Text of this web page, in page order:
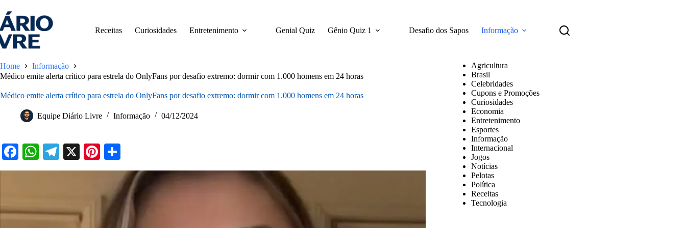
para
o
conteúdo
Receitas Curiosidades Entretenimento Genial Quiz Gênio Quiz 1 Desafio dos Sapos Informação
Home
Informação
Médico emite alerta crítico para estrela do OnlyFans por desafio extremo: dormir com 1.000 homens em 24 horas
Médico emite alerta crítico para estrela do OnlyFans por desafio extremo: dormir com 1.000 homens em 24 horas
Equipe Diário Livre Informação 04/12/2024
Fa
ce
W
ha
pp
Te
le
m
X
Pi
nt
es
t
ha
re
Agricultura
Brasil
Celebridades
Cupons e Promoções
Curiosidades
Economia
Entretenimento
Esportes
Informação
Internacional
Jogos
Notícias
Pelotas
Política
Receitas
Tecnologia